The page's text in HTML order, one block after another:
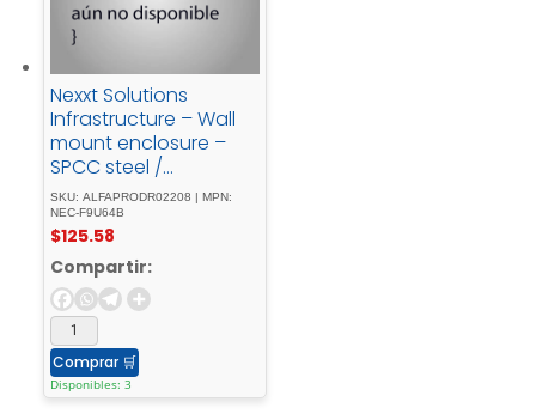
Nexxt Solutions
Infrastructure – Wall
mount enclosure –
SPCC steel /
Tempered glass -
Black - / - RAL -
90059U - 600X450
SKU: ALFAPRODR02208 | MPN:
NEC-F9U64B
$125.58
Compartir:
Comprar 🛒
Disponibles: 3